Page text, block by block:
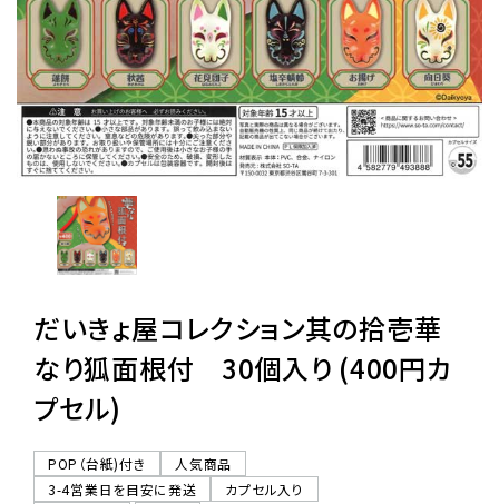
景品・玩具・文具
販促用カプセルトイ
よくあるご質問
06-6282-7659
だいきょ屋コレクション其の拾壱華
なり狐面根付 30個入り (400円カ
プセル)
POP（台紙)付き
人気商品
3-4営業日を目安に発送
カプセル入り